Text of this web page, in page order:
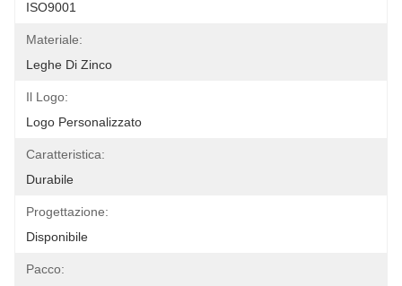
ISO9001
Materiale:
Leghe Di Zinco
Il Logo:
Logo Personalizzato
Caratteristica:
Durabile
Progettazione:
Disponibile
Pacco: